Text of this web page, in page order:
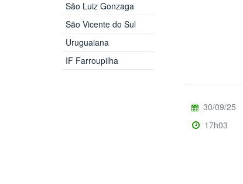
São Luiz Gonzaga
São Vicente do Sul
Uruguaiana
IF Farroupilha
30/09/25
17h03